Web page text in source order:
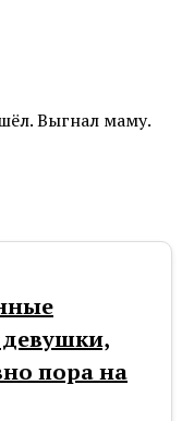
Выгнал маму.
девушки,
пора на